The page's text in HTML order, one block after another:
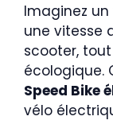
Imaginez
une vitesse
scooter,
écologique.
Speed Bike
vélo